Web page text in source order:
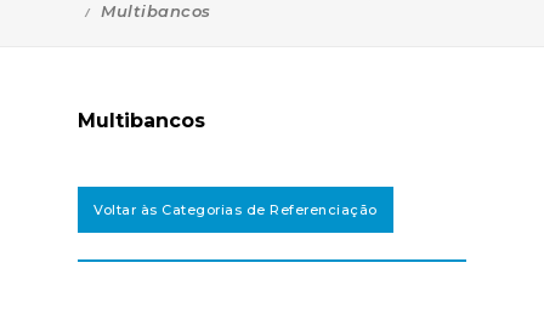
Multibancos
Multibancos
Voltar às Categorias de Referenciação